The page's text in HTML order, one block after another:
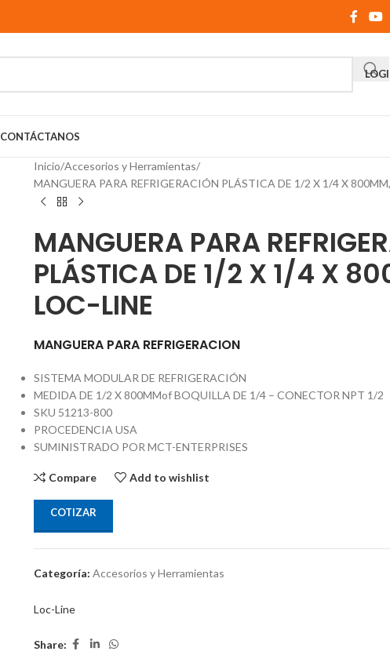
CONTÁCTANOS
Inicio Accesorios y Herramientas
MANGUERA PARA REFRIGERACIÓN PLÁSTICA DE 1/2 X 1/4 X
MANGUERA PARA
PLÁSTICA DE 1/2 X 1/4 X
LOC-LINE
MANGUERA PARA REFRIGERACION
SISTEMA MODULAR DE REFRIGERACIÓN
MEDIDA DE 1/2 X 800MMof BOQUILLA DE 1/4 – CONECTOR NPT 1/2
SKU 51213-800
PROCEDENCIA USA
SUMINISTRADO POR MCT-ENTERPRISES
Compare Add to wishlist
COTIZAR
Categoría: Accesorios y Herramientas
Loc-Line
Share: